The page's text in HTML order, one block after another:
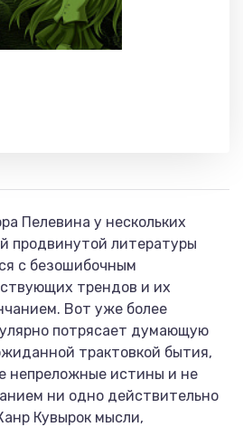
Пелевина у нескольких
продвинутой литературы
с безошибочным
трендов и их
Вот уже более
потрясает думающую
трактовкой бытия,
непреложные истины и не
ни одно действительно
Кувырок мысли,